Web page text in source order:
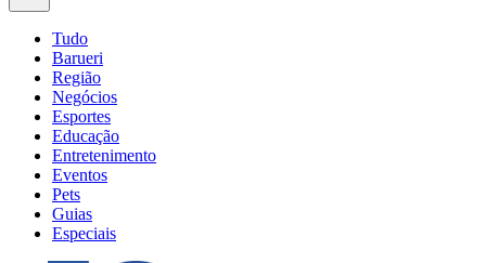
Tudo
Barueri
Região
Negócios
Esportes
Educação
Entretenimento
Eventos
Pets
Guias
Especiais